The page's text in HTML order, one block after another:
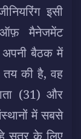
इसी
ऑफ़ मैनेजमेंट
बैठक में
की है, वह
(31) और
में सबसे